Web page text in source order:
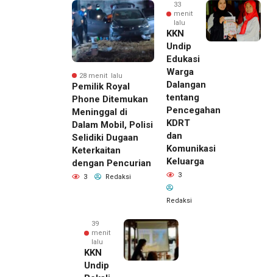
28 menit lalu
Pemilik Royal
Phone Ditemukan
Meninggal di
Dalam Mobil, Polisi
Selidiki Dugaan
Keterkaitan
dengan Pencurian
3 Redaksi
33
menit
lalu
KKN
Undip
Edukasi
Warga
Dalangan
tentang
Pencegahan
KDRT
dan
Komunikasi
Keluarga
3
Redaksi
39
menit
lalu
KKN
Undip